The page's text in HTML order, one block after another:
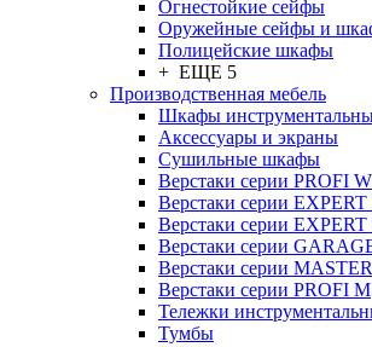
Огнестойкие сейфы
Оружейные сейфы и
Полицейские шкафы
+ ЕЩЕ 5
Производственная мебель
Шкафы
Аксессуары и экраны
Cушильные шкафы
Верстаки серии PROFI W
Верстаки серии EXPERT
Верстаки серии EXPERT
Верстаки серии
Верстаки серии MASTER
Верстаки серии PROFI M
Тележки
Тумбы